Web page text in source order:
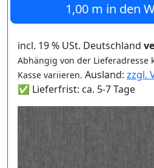
1,00 m in den
incl. 19 % USt. Deutschland
Abhängig von der Lieferadresse
Kasse variieren. Ausland: zzgl.
✅ Lieferfrist: ca. 5-7 Tage